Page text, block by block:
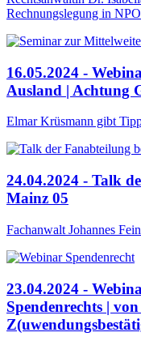
Rechnungslegung in
16.05.2024 -
Ausland | Achtung
Elmar Krüsmann gibt
24.04.2024 - Talk
Mainz 05
Fachanwalt Johannes
23.04.2024 -
Spendenrechts |